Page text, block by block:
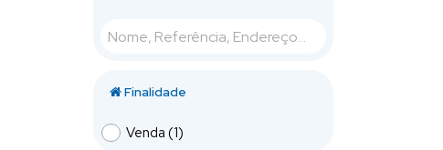
Finalidade
Venda (1)